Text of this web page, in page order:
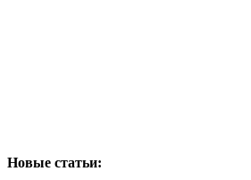
Новые статьи: